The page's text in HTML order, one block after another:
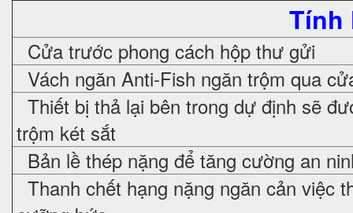
Tính
Cửa trước phong cách hộp thư gửi
Vách ngăn Anti-Fish ngăn trộm qua
Thiết bị thả lại bên trong dự định sẽ
trộm két sắt
Bản lề thép nặng để tăng cường an
Thanh chết hạng nặng ngăn cản việc